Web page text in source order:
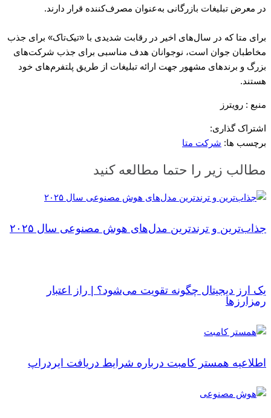
در معرض تبلیغات بازرگانی به‌عنوان مصرف‌کننده قرار دارند.
برای متا که در سال‌های اخیر در رقابت شدیدی با «تیک‌تاک» برای جذب
مخاطبان جوان است، نوجوانان هدف مناسبی برای جذب شرکت‌های
بزرگ و برندهای مشهور جهت ارائه تبلیغات از طریق پلتفرم‌های خود
هستند.
منبع : رویترز
اشتراک گذاری:
برچسب ها: شرکت متا
مطالب زیر را حتما مطالعه کنید
جذاب‌ترین و ترندترین مدل‌های هوش مصنوعی سال ۲۰۲۵
یک ارز دیجیتال چگونه تقویت می‌شود؟ | راز اعتبار
رمزارزها
اطلاعیه همستر کامبت درباره شرایط دریافت ایردراپ